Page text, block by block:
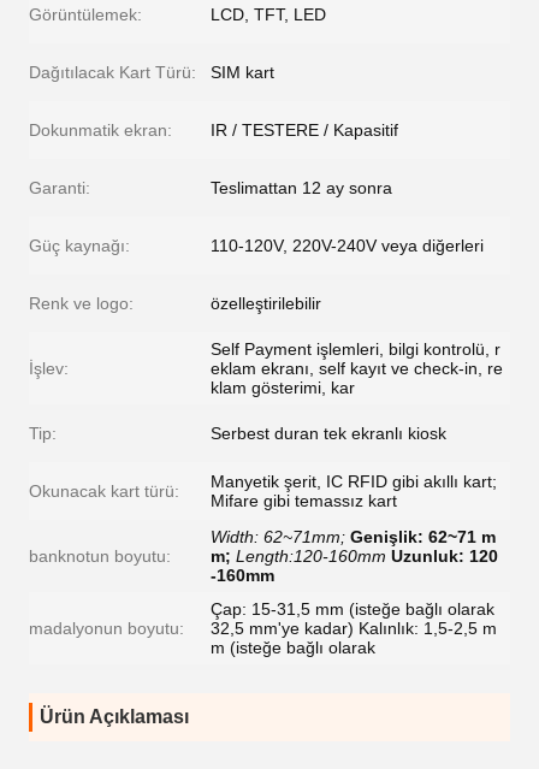
Görüntülemek: LCD, TFT, LED
Dağıtılacak Kart Türü: SIM kart
Dokunmatik ekran: IR / TESTERE / Kapasitif
Garanti: Teslimattan 12 ay sonra
Güç kaynağı: 110-120V, 220V-240V veya diğerleri
Renk ve logo: özelleştirilebilir
İşlev:
Self Payment işlemleri, bilgi kontrolü, r
eklam ekranı, self kayıt ve check-in, re
klam gösterimi, kar
Tip: Serbest duran tek ekranlı kiosk
Okunacak kart türü:
Manyetik şerit, IC RFID gibi akıllı kart;
Mifare gibi temassız kart
banknotun boyutu:
Width: 62~71mm; Genişlik: 62~71 m
m; Length:120-160mm Uzunluk: 120
-160mm
madalyonun boyutu:
Çap: 15-31,5 mm (isteğe bağlı olarak
32,5 mm'ye kadar) Kalınlık: 1,5-2,5 m
m (isteğe bağlı olarak
Ürün Açıklaması